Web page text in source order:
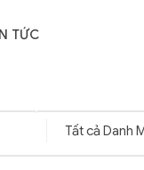
TỨC